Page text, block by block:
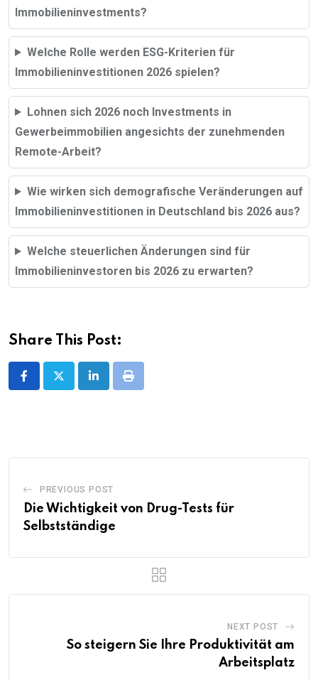
Immobilieninvestments?
Welche Rolle werden ESG-Kriterien für
Immobilieninvestitionen 2026 spielen?
Lohnen sich 2026 noch Investments in
Gewerbeimmobilien angesichts der zunehmenden
Remote-Arbeit?
Wie wirken sich demografische Veränderungen auf
Immobilieninvestitionen in Deutschland bis 2026 aus?
Welche steuerlichen Änderungen sind für
Immobilieninvestoren bis 2026 zu erwarten?
Share This Post:
LinkedInPrint
PREVIOUS POST
Die Wichtigkeit von Drug-Tests für
Selbstständige
NEXT POST
So steigern Sie Ihre Produktivität am
Arbeitsplatz